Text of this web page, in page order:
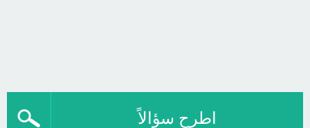
اطرح سؤالاً